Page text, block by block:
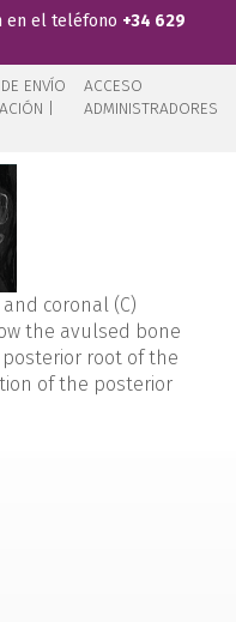
en el teléfono +34 629
ENVÍO
|
ACCESO
ADMINISTRADORES
and coronal (C)
the avulsed bone
root of the
of the posterior